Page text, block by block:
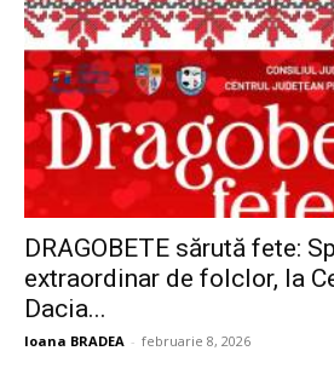
DRAGOBETE sărută fete:
extraordinar de folclor, la
Dacia...
Ioana BRADEA - februarie 8, 2026